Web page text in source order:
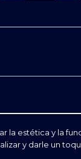
la estética y la
y darle un